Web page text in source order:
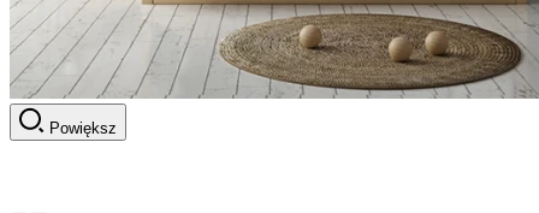
Powiększ